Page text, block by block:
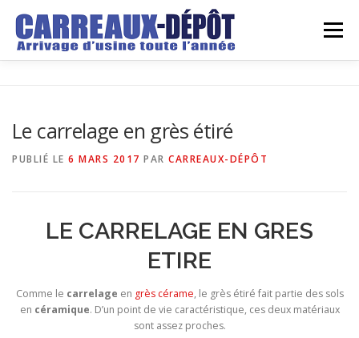
contenu
Menu
ARRIVAGES REALISATIONS
Le carrelage en grès étiré
PUBLIÉ LE 6 MARS 2017 PAR CARREAUX-DÉPÔT
LE CARRELAGE EN GRES
ETIRE
Comme le carrelage en grès cérame, le grès étiré fait partie des sols
en céramique. D’un point de vie caractéristique, ces deux matériaux
sont assez proches.